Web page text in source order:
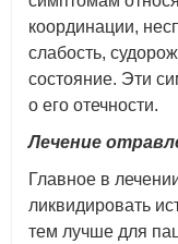
координации,
слабость,
состояние. Эти
о его отечности.
Лечение
Главное в
ликвидировать
тем лучше для